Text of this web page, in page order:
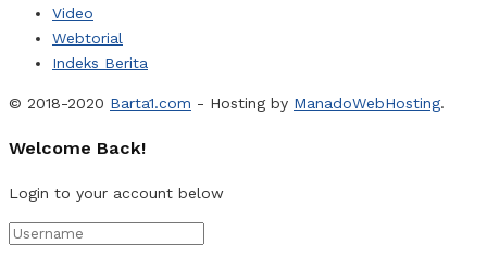
Video
Webtorial
Indeks Berita
© 2018-2020 Barta1.com - Hosting by ManadoWebHosting.
Welcome Back!
Login to your account below